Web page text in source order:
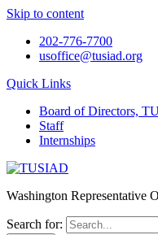
Skip to content
202-776-7700
usoffice@tusiad.org
Quick Links
Board of Directors,
Staff
Internships
Washington Representative
Search for: